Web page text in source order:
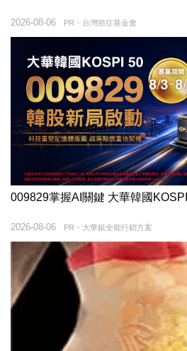
PR・台灣癌症基金會
2026-08-06
009829掌握AI關鍵 大華韓國
PR・大華銀全能行銷方案
2026-08-06